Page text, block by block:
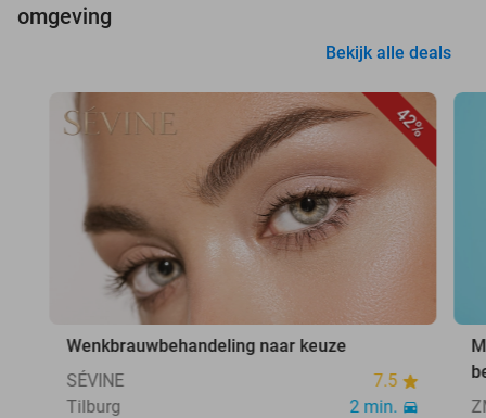
omgeving
Bekijk alle deals
42%
Wenkbrauwbehandeling naar keuze
SÉVINE
7.5
Tilburg
2 min.